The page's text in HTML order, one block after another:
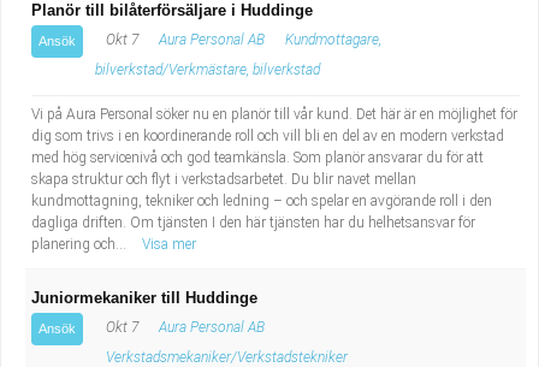
Planör till bilåterförsäljare i Huddinge
Ansök Okt 7 Aura Personal AB
Kundmottagare,
bilverkstad/Verkmästare, bilverkstad
Vi på Aura Personal söker nu en planör till vår kund. Det här är en möjlighet för
dig som trivs i en koordinerande roll och vill bli en del av en modern verkstad
med hög servicenivå och god teamkänsla. Som planör ansvarar du för att
skapa struktur och flyt i verkstadsarbetet. Du blir navet mellan
kundmottagning, tekniker och ledning – och spelar en avgörande roll i den
dagliga driften. Om tjänsten I den här tjänsten har du helhetsansvar för
planering och...
Visa mer
Juniormekaniker till Huddinge
Ansök Okt 7
Aura Personal AB
Verkstadsmekaniker/Verkstadstekniker